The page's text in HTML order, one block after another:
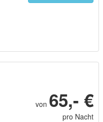
von 65,- €
pro Nacht